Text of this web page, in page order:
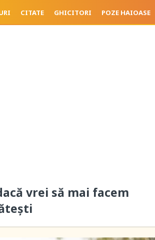
CITATE GHICITORI POZE HAIOASE
vrei să mai facem